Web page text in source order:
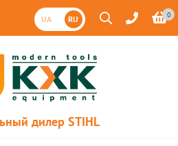
UA RU 0
дилер STIHL